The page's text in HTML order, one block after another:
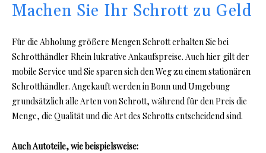
Machen Sie Ihr Schrott zu Geld
Für die Abholung größere Mengen Schrott erhalten Sie bei
Schrotthändler Rhein lukrative Ankaufspreise. Auch hier gilt der
mobile Service und Sie sparen sich den Weg zu einem stationären
Schrotthändler. Angekauft werden in Bonn und Umgebung
grundsätzlich alle Arten von Schrott, während für den Preis die
Menge, die Qualität und die Art des Schrotts entscheidend sind.
Auch Autoteile, wie beispielsweise: